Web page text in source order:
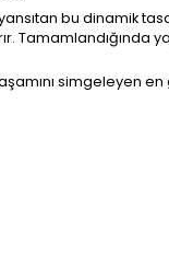
bu dinamik
Tamamlandığında
simgeleyen